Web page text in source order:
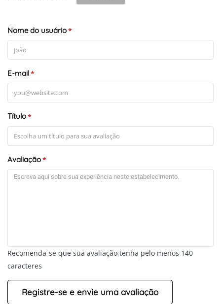
+ -
Nome do usuário*
E-mail*
Título*
Avaliação*
Recomenda-se que sua avaliação tenha pelo menos 140
caracteres